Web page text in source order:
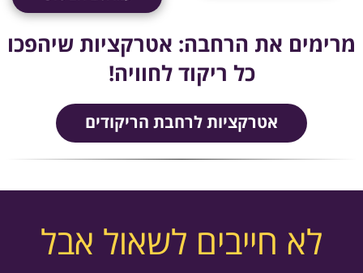
מרימים את הרחבה: אטרקציות שיהפכו
כל ריקוד לחוויה!
אטרקציות לרחבת הריקודים
לא חייבים לשאול אבל